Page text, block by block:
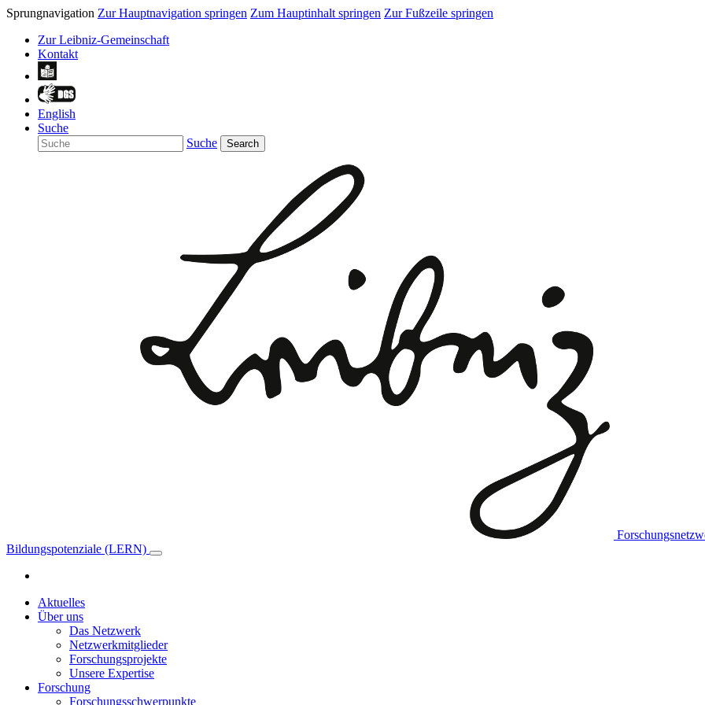
Sprungnavigation Zur Hauptnavigation springen Zum Hauptinhalt springen Zur Fußzeile springen
Zur Leibniz-Gemeinschaft
Kontakt
English
Suche
Suche
Search
Bildungspotenziale (LERN)
Aktuelles
Über uns
Das Netzwerk
Netzwerkmitglieder
Forschungsprojekte
Unsere Expertise
Forschung
Forschungsschwerpunkte